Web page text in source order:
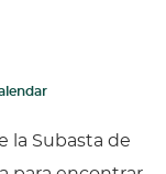
la Subasta de